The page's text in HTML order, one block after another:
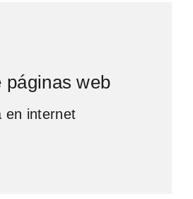
páginas web
en internet